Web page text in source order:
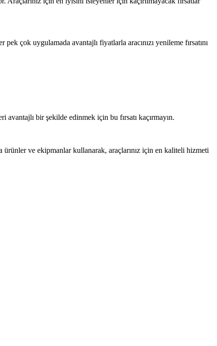
pek çok uygulamada avantajlı fiyatlarla aracınızı yenileme fırsatını
bir şekilde edinmek için bu fırsatı kaçırmayın.
ürünler ve ekipmanlar kullanarak, araçlarınız için en kaliteli hizmeti